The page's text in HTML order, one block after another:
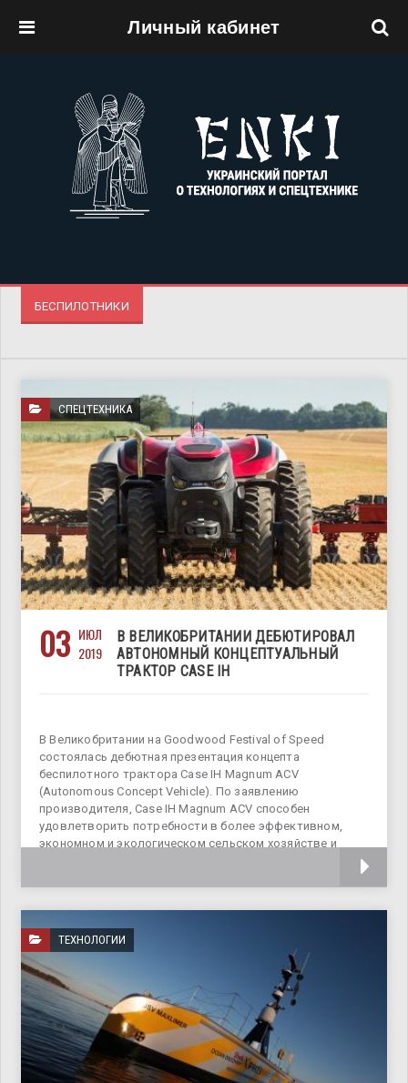
Личный кабинет
БЕСПИЛОТНИКИ
СПЕЦТЕХНИКА
03 ИЮЛ
2019
В ВЕЛИКОБРИТАНИИ ДЕБЮТИРОВАЛ
АВТОНОМНЫЙ КОНЦЕПТУАЛЬНЫЙ
ТРАКТОР CASE IH
В Великобритании на Goodwood Festival of Speed
состоялась дебютная презентация концепта
беспилотного трактора Case IH Magnum ACV
(Autonomous Concept Vehicle). По заявлению
производителя, Case IH Magnum ACV способен
удовлетворить потребности в более эффективном,
экономном и экологическом сельском хозяйстве и
ТЕХНОЛОГИИ